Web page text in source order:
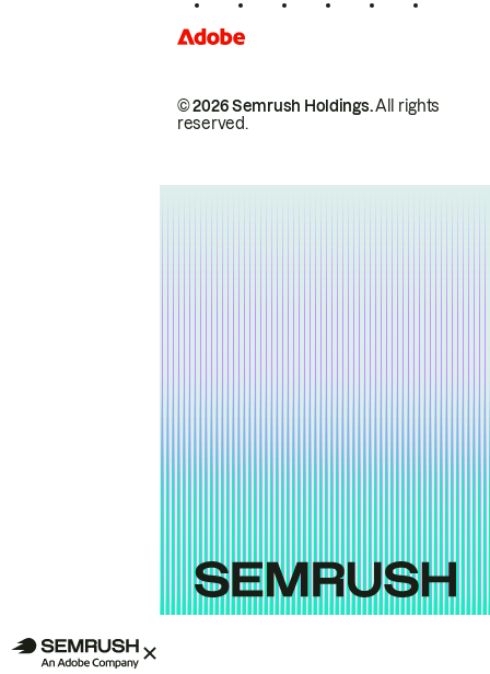
© 2026 Semrush Holdings.All rights
reserved.